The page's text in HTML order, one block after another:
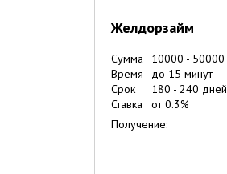
Желдорзайм
Сумма 10000 - 50000
Время
до 15 минут
Срок
180 - 240 дней
Ставка
от0.3%
Получение: